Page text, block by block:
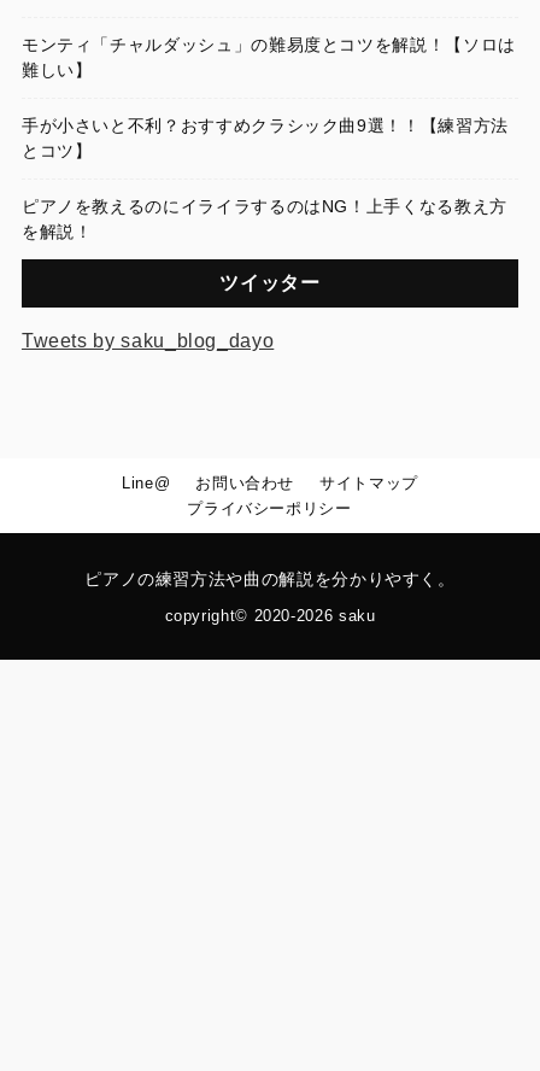
モンティ「チャルダッシュ」の難易度とコツを解説！【ソロは
難しい】
手が小さいと不利？おすすめクラシック曲9選！！【練習方法
とコツ】
ピアノを教えるのにイライラするのはNG！上手くなる教え方
を解説！
ツイッター
Tweets by saku_blog_dayo
Line@ お問い合わせ
サイトマップ
プライバシーポリシー
ピアノの練習方法や曲の解説を分かりやすく。
copyright© 2020-2026 saku